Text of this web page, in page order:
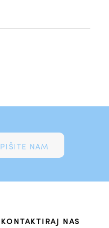
PIŠITE NAM
KONTAKTIRAJ NAS